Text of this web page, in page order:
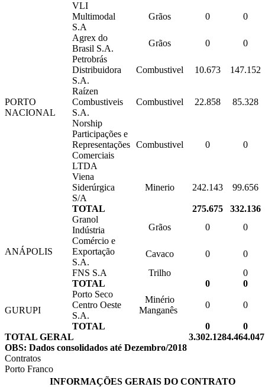
PORTO
NACIONAL
VLI
Multimodal
S.A
Grãos 0 0
Agrex do
Brasil S.A.
Grãos 0
0
Petrobrás
Distribuidora
S.A.
Combustivel 10.673 147.152
Raízen
Combustiveis
S.A.
Combustivel 22.858 85.328
Norship
Participações e
Representações
Comerciais
LTDA
Combustivel 0 0
Viena
Siderúrgica
S/A
Minerio 242.143 99.656
TOTAL 275.675 332.136
ANÁPOLIS
Granol
Indústria
Comércio e
Exportação
S.A.
Grãos 0 0
Cavaco 0
0
FNS S.A
Trilho
0
TOTAL
0 0
GURUPI
Porto Seco
Centro Oeste
S.A.
Minério
Manganês
0 0
TOTAL 0
0
TOTAL GERAL
3.302.1284.464.047
OBS: Dados consolidados até Dezembro/2018
Contratos
Porto Franco
INFORMAÇÕES GERAIS DO CONTRATO